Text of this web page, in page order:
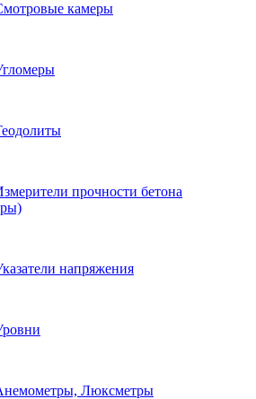
камеры
прочности бетона
напряжения
Люксметры